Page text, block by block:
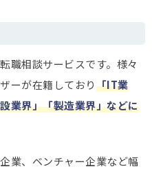
職相談サービスです。様々
ーが在籍しており「IT業
業界」「製造業界」などに
業、ベンチャー企業など幅